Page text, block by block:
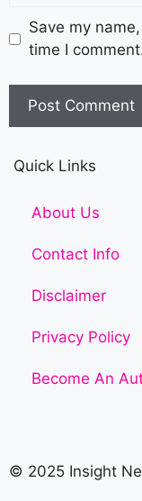
Save my
time I
Quick Links
About Us
Contact Info
Disclaimer
Privacy Policy
Become An
© 2025 Insight